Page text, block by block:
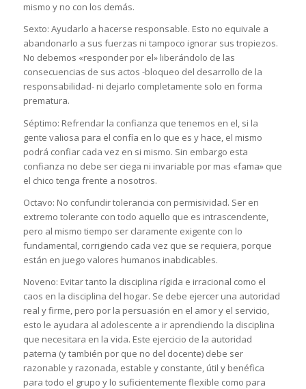
mismo y no con los demás.
Sexto: Ayudarlo a hacerse responsable. Esto no equivale a
abandonarlo a sus fuerzas ni tampoco ignorar sus tropiezos.
No debemos «responder por el» liberándolo de las
consecuencias de sus actos -bloqueo del desarrollo de la
responsabilidad- ni dejarlo completamente solo en forma
prematura.
Séptimo: Refrendar la confianza que tenemos en el, si la
gente valiosa para el confía en lo que es y hace, el mismo
podrá confiar cada vez en si mismo. Sin embargo esta
confianza no debe ser ciega ni invariable por mas «fama» que
el chico tenga frente a nosotros.
Octavo: No confundir tolerancia con permisividad. Ser en
extremo tolerante con todo aquello que es intrascendente,
pero al mismo tiempo ser claramente exigente con lo
fundamental, corrigiendo cada vez que se requiera, porque
están en juego valores humanos inabdicables.
Noveno: Evitar tanto la disciplina rígida e irracional como el
caos en la disciplina del hogar. Se debe ejercer una autoridad
real y firme, pero por la persuasión en el amor y el servicio,
esto le ayudara al adolescente a ir aprendiendo la disciplina
que necesitara en la vida. Este ejercicio de la autoridad
paterna (y también por que no del docente) debe ser
razonable y razonada, estable y constante, útil y benéfica
para todo el grupo y lo suficientemente flexible como para